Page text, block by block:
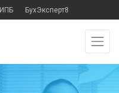
ИПБ БухЭксперт8